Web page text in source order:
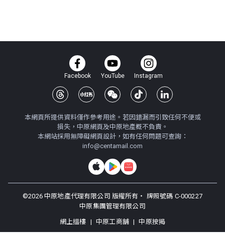
Facebook YouTube Instagram
本網頁所提供資料僅作參考用途。若因錯漏而引致任何不便或
損失，中原網頁及中原地產概不負責。
本網站採用無障礙網頁設計，如有任何問題可查詢：
info@centamail.com
©2026中原地產代理有限公司 版權所有・ 牌照號碼 C-000227
中原集團管理有限公司
網上搵樓 | 中原工商舖 | 中原按揭